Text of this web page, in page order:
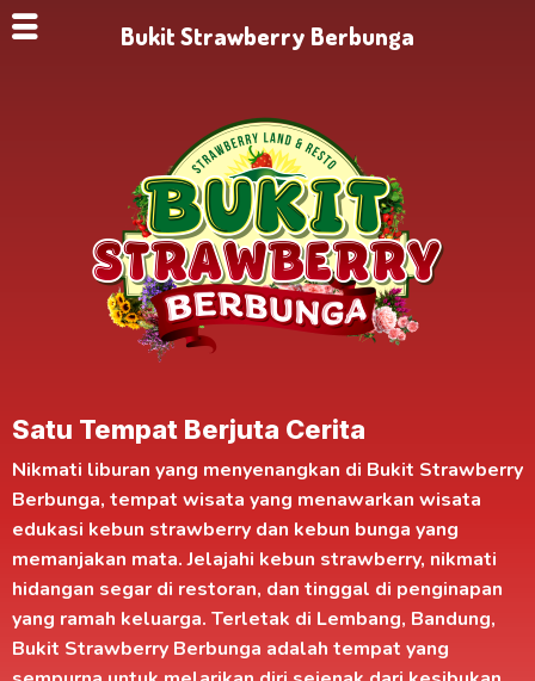
Nikmati liburan yang menyenangkan di Bukit Strawberry
Berbunga, tempat wisata yang menawarkan wisata
edukasi kebun strawberry dan kebun bunga yang
memanjakan mata. Jelajahi kebun strawberry, nikmati
hidangan segar di restoran, dan tinggal di penginapan
yang ramah keluarga. Terletak di Lembang, Bandung,
Bukit Strawberry Berbunga adalah tempat yang
Satu Tempat Berjuta Cerita
Bukit Strawberry Berbunga